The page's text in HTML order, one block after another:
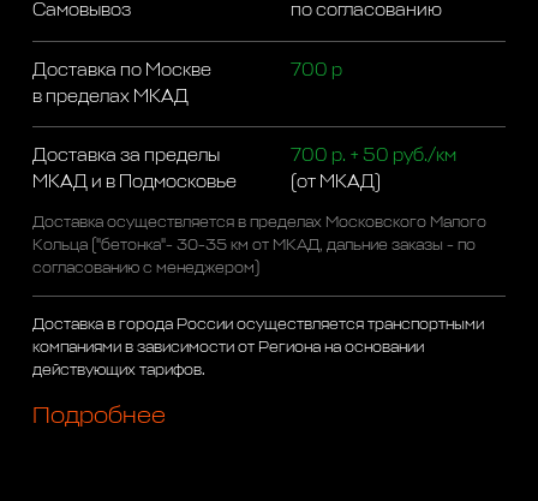
Самовывоз по согласованию
Доставка по Москве
в пределах МКАД
700 р
Доставка за пределы
МКАД и в Подмосковье
700 р. + 50 руб./км
(от МКАД)
Доставка осуществляется в пределах Московского Малого
Кольца ("бетонка"- 30-35 км от МКАД, дальние заказы - по
согласованию с менеджером)
Доставка в города России осуществляется транспортными
компаниями в зависимости от Региона на основании
действующих тарифов.
Подробнее